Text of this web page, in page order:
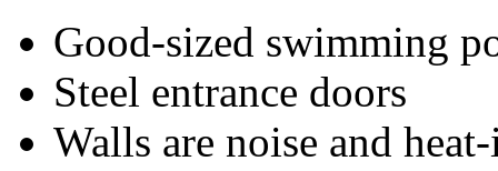
Good-sized swimming
Steel entrance doors
Walls are noise and